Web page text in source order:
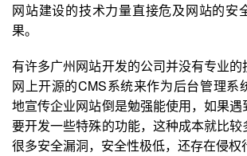
网站建设的技术力量直接危及网站的安
果。
有许多广州网站开发的公司并没有专业
网上开源的CMS系统来作为后台管理系
地宣传企业网站倒是勉强能使用，如果遇
要开发一些特殊的功能，这种成本就比
很多安全漏洞，安全性极低，还存在侵权